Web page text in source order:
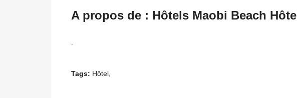
A propos de : Hôtels Maobi Beach
Tags: Hôtel,